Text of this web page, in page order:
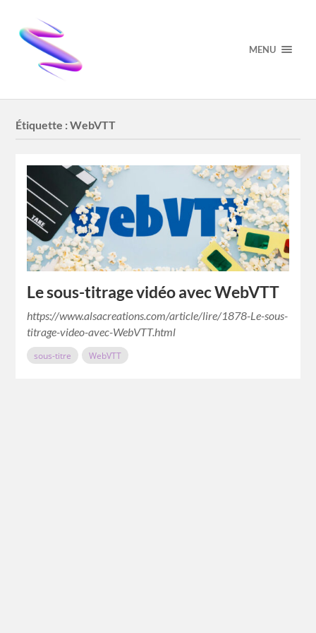
MENU
Étiquette :WebVTT
Le sous-titrage vidéo avec WebVTT
https://www.alsacreations.com/article/lire/1878-Le-sous-
titrage-video-avec-WebVTT.html
sous-titre WebVTT